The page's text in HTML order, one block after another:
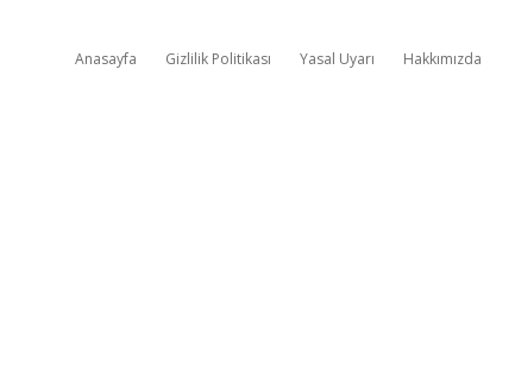
Anasayfa Gizlilik Politikası Yasal Uyarı Hakkımızda